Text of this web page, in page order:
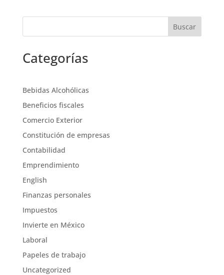
Buscar
Categorías
Bebidas Alcohólicas
Beneficios fiscales
Comercio Exterior
Constitución de empresas
Contabilidad
Emprendimiento
English
Finanzas personales
Impuestos
Invierte en México
Laboral
Papeles de trabajo
Uncategorized